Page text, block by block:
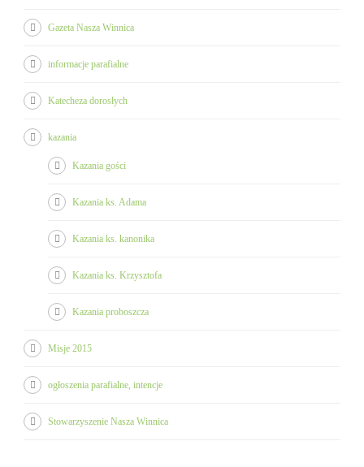
Gazeta Nasza Winnica
informacje parafialne
Katecheza dorosłych
kazania
Kazania gości
Kazania ks. Adama
Kazania ks. kanonika
Kazania ks. Krzysztofa
Kazania proboszcza
Misje 2015
ogłoszenia parafialne, intencje
Stowarzyszenie Nasza Winnica